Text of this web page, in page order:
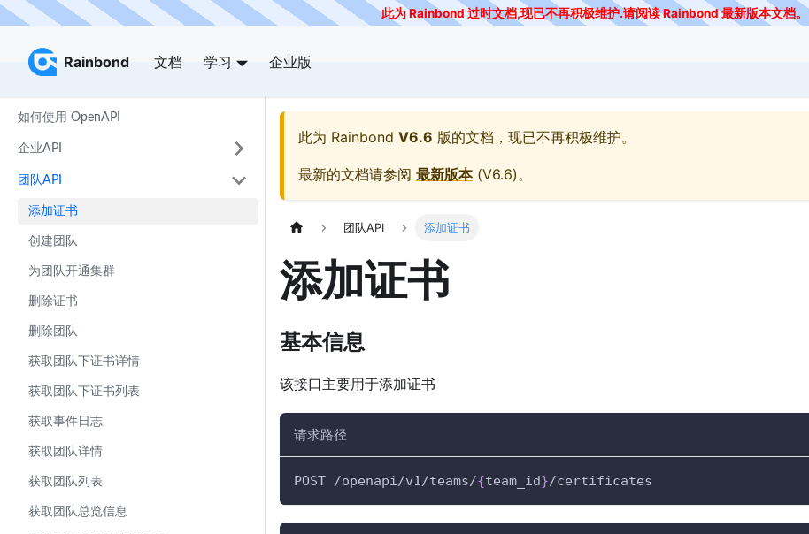
此为 Rainbond 过时文档,现已不再积极维护.请阅读 Rainbond 最新版本文档。
Rainbond 文档 学习 企业版
Rainbond
如何使用 OpenAPI
企业API
团队API
添加证书
创建团队
为团队开通集群
删除证书
删除团队
获取团队下证书详情
获取团队下证书列表
获取事件日志
获取团队详情
获取团队列表
获取团队总览信息
此为 Rainbond V6.6 版的文档，现已不再积极维护。
最新的文档请参阅 最新版本(V6.6)。
团队API 添加证书
添加证书
基本信息
该接口主要用于添加证书
请求路径
POST /openapi/v1/teams/{team_id}/certificates